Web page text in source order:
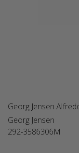
Georg Jensen
Georg Jensen
292-3586306M